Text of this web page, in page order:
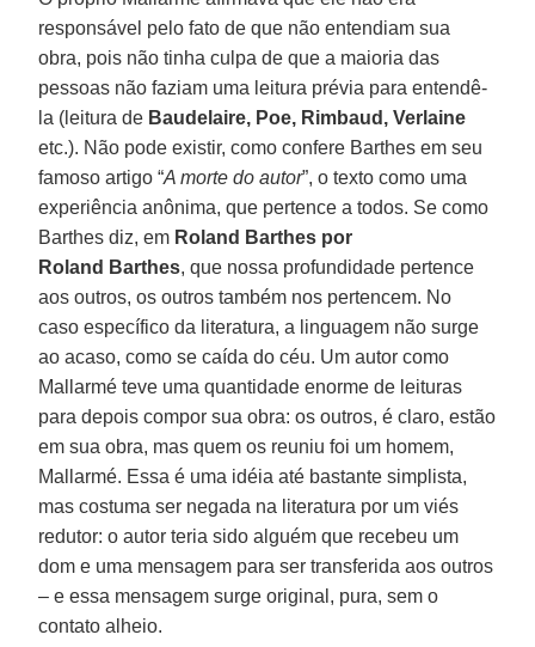
responsável pelo fato de que não entendiam sua
obra, pois não tinha culpa de que a maioria das
pessoas não faziam uma leitura prévia para entendê-
la (leitura de Baudelaire, Poe, Rimbaud, Verlaine
etc.). Não pode existir, como confere Barthes em seu
famoso artigo “A morte do autor”, o texto como uma
experiência anônima, que pertence a todos. Se como
Barthes diz, em Roland Barthes por
Roland Barthes, que nossa profundidade pertence
aos outros, os outros também nos pertencem. No
caso específico da literatura, a linguagem não surge
ao acaso, como se caída do céu. Um autor como
Mallarmé teve uma quantidade enorme de leituras
para depois compor sua obra: os outros, é claro, estão
em sua obra, mas quem os reuniu foi um homem,
Mallarmé. Essa é uma idéia até bastante simplista,
mas costuma ser negada na literatura por um viés
redutor: o autor teria sido alguém que recebeu um
dom e uma mensagem para ser transferida aos outros
– e essa mensagem surge original, pura, sem o
contato alheio.